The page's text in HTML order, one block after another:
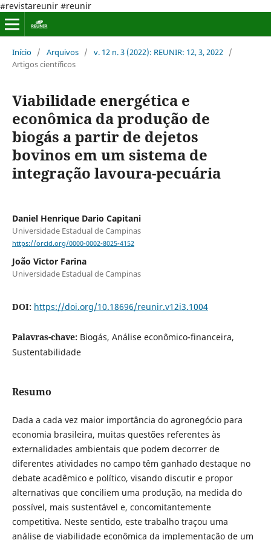
#revistareunir #reunir
Início / Arquivos / v. 12 n. 3 (2022): REUNIR: 12, 3, 2022 /
Artigos científicos
Viabilidade energética e
econômica da produção de
biogás a partir de dejetos
bovinos em um sistema de
integração lavoura-pecuária
Daniel Henrique Dario Capitani
Universidade Estadual de Campinas
https://orcid.org/0000-0002-8025-4152
João Victor Farina
Universidade Estadual de Campinas
DOI: https://doi.org/10.18696/reunir.v12i3.1004
Palavras-chave: Biogás, Análise econômico-financeira,
Sustentabilidade
Resumo
Dada a cada vez maior importância do agronegócio para
economia brasileira, muitas questões referentes às
externalidades ambientais que podem decorrer de
diferentes atividades no campo têm ganhado destaque no
debate acadêmico e político, visando discutir e propor
alternativas que conciliem uma produção, na medida do
possível, mais sustentável e, concomitantemente
competitiva. Neste sentido, este trabalho traçou uma
análise de viabilidade econômica da implementação de um